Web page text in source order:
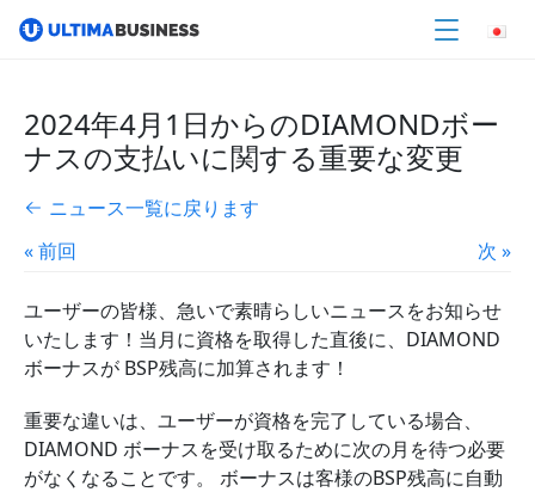
2024年4月1日からのDIAMONDボー
ナスの支払いに関する重要な変更
ニュース一覧に戻ります
« 前回
次 »
ユーザーの皆様、急いで素晴らしいニュースをお知らせ
いたします！当月に資格を取得した直後に、DIAMOND
ボーナスが BSP残高に加算されます！
重要な違いは、ユーザーが資格を完了している場合、
DIAMOND ボーナスを受け取るために次の月を待つ必要
がなくなることです。 ボーナスは客様のBSP残高に自動